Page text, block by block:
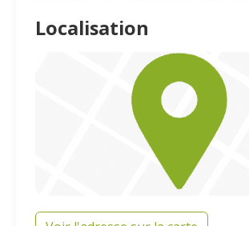
Localisation